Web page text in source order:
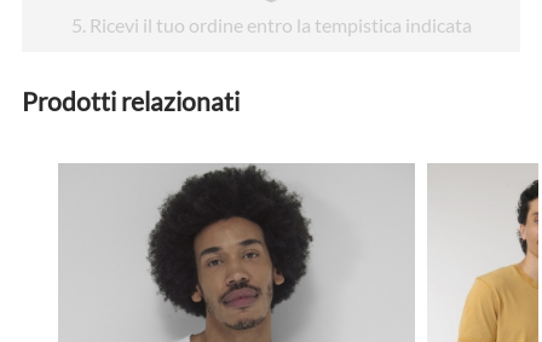
5. Ricevi il tuo ordine entro la tempistica indicata
Prodotti relazionati